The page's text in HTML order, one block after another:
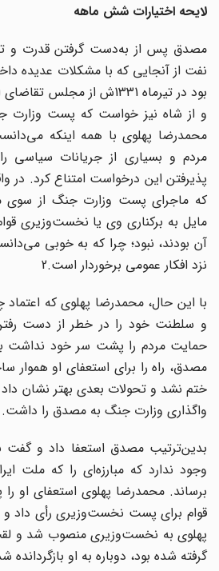
لایحه اختیارات شش ماهه
مصدق پس از به‌دست گرفتن قدرت و
نفت از آنجایی که با مشکلات عدیده
بود در تیرماه 1331ش از مجلس
و از شاه نیز خواست که پست وزارت
محمدرضا پهلوی با همه اینکه
مردم و بسیاری از جریانات سیاسی
که ماجرای پست وزارت جنگ از
مایل به برکناری وی یا نخست‌وزیری
آن بودند، نبود؛ چرا که به خوبی
نزد افکار عمومی برخوردار است.2
با این حال، محمدرضا پهلوی که
و سلطنت خود را در خطر از دست رفتن
حمایت مردم را پشت سر خود نداشت
مصدق، راه را برای استعفای او هموار
ختم نشد و تحولات بعدی بهتر نشان داد
واگذاری وزارت جنگ به مصدق را داشت.
بدین‌ترتیب مصدق استعفا داد و گفت
وجود ندارد که مبارزه‌ای را که ملت
برساند. محمدرضا پهلوی استعفای او
قوام برای پست نخست‌وزیری رأی داد و او
پهلوی به نخست‌وزیری منصوب شد و لقب
گرفته شده بود، دوباره به او بازگردانده شد.3